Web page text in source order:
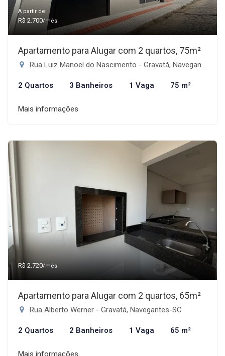
A partir de:
R$ 2.700/mês
Apartamento para Alugar com 2 quartos, 75m²
Rua Luiz Manoel do Nascimento - Gravatá, Navegantes-SC
2 Quartos 3 Banheiros 1 Vaga 75 m²
Mais informações
R$ 2.720/mês
Apartamento para Alugar com 2 quartos, 65m²
Rua Alberto Werner - Gravatá, Navegantes-SC
2 Quartos 2 Banheiros 1 Vaga 65 m²
Mais informações